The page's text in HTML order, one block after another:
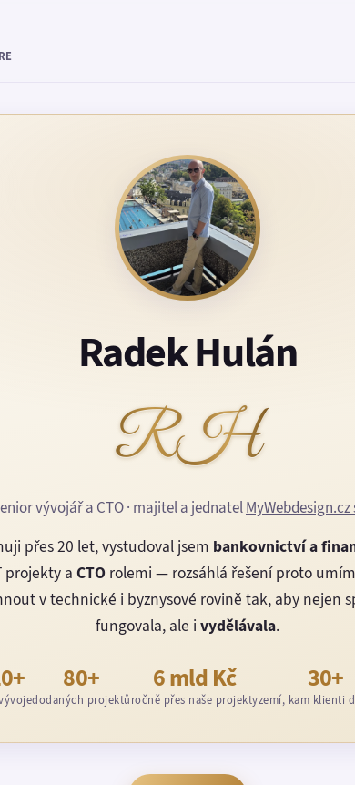
Radek Hulán
RH
vývojář a CTO · majitel a jednatelMyWebdesign.cz
přes 20 let, vystudoval jsem bankovnictví a
projekty a CTOrolemi — rozsáhlá řešení proto
v technické i byznysové rovině tak, aby nejen
fungovala, ale i vydělávala.
80+
dodaných projektů
6 mld Kč
ročně přes naše projekty
30+
zemí, kam klienti